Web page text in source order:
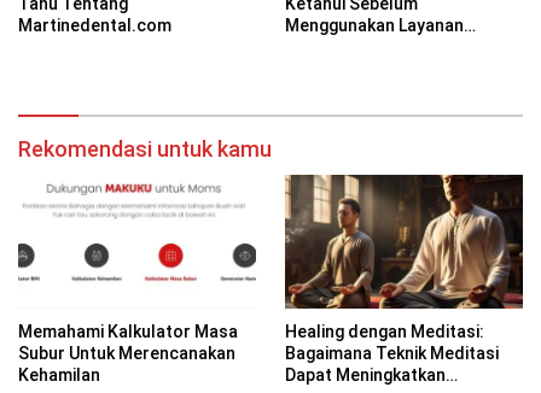
Martinedental.com
Menggunakan Layanan
Rekomendasi untuk kamu
Memahami Kalkulator Masa
Subur Untuk Merencanakan
Kehamilan
Healing dengan Meditasi:
Bagaimana Teknik Meditasi
Dapat Meningkatkan